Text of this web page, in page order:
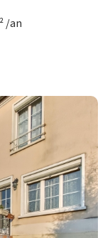
/an